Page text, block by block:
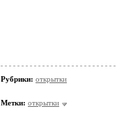
Рубрики: открытки
Метки: открытки